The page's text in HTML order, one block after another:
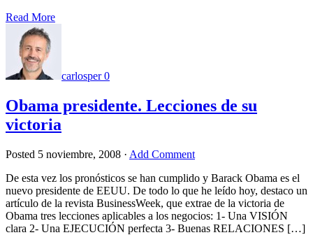
Read More
carlosper 0
Obama presidente. Lecciones de su
victoria
Posted 5 noviembre, 2008 · Add Comment
De esta vez los pronósticos se han cumplido y Barack Obama es el
nuevo presidente de EEUU. De todo lo que he leído hoy, destaco un
artículo de la revista BusinessWeek, que extrae de la victoria de
Obama tres lecciones aplicables a los negocios: 1- Una VISIÓN
clara 2- Una EJECUCIÓN perfecta 3- Buenas RELACIONES […]